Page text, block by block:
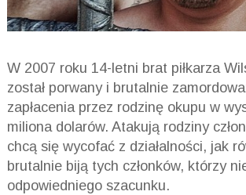
W 2007 roku 14-letni brat piłkarza
został porwany i brutalnie
zapłacenia przez rodzinę okupu w
miliona dolarów. Atakują rodziny
chcą się wycofać z działalności, jak
brutalnie biją tych członków, którzy
odpowiedniego szacunku.